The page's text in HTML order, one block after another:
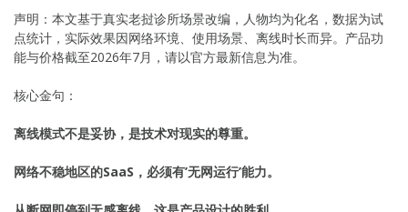
声明：本文基于真实老挝诊所场景改编，人物均为化名，数据为试
点统计，实际效果因网络环境、使用场景、离线时长而异。产品功
能与价格截至2026年7月，请以官方最新信息为准。
核心金句：
离线模式不是妥协，是技术对现实的尊重。
网络不稳地区的SaaS，必须有’无网运行’能力。